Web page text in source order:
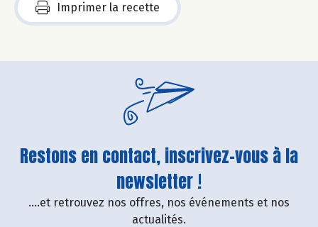
Imprimer la recette
Restons en contact, inscrivez-vous à la
newsletter !
....et retrouvez nos offres, nos événements et nos
actualités.